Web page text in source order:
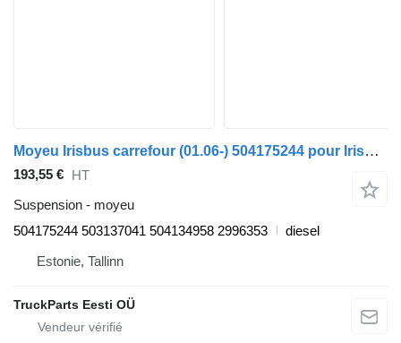
Moyeu Irisbus carrefour (01.06-) 504175244 pour Irisbus Arway, Crossway, Crealis, Magelys, Proway, Daily Tourys (2006-)
193,55 €
HT
Suspension - moyeu
504175244 503137041 504134958 2996353
diesel
Estonie, Tallinn
TruckParts Eesti OÜ